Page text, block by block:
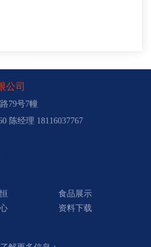
公司
79号7幢
陈经理 18116037767
食品展示
资料下载